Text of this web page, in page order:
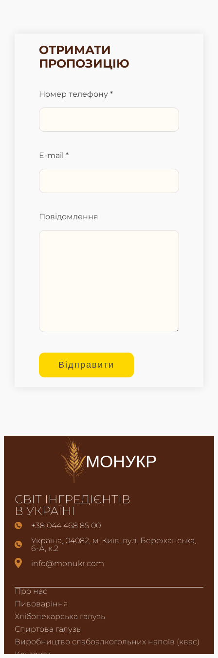
ОТРИМАТИ
ПРОПОЗИЦІЮ
Номер телефону *
E-mail *
Повідомлення
МОНУКР
СВІТ ІНГРЕДІЄНТІВ
В УКРАЇНІ
+38 044 468 85 00
Україна, 04082, м. Київ, вул. Бережанська,
6-А, к.2
info@monukr.com
Про нас
Пивоваріння
Хлібопекарська галузь
Спиртова галузь
Виробництво слабоалкогольних напоїв (квас)
Контакти